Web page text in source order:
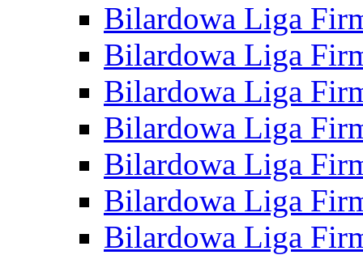
Bilardowa Liga
Bilardowa Liga
Bilardowa Liga
Bilardowa Liga
Bilardowa Liga
Bilardowa Liga
Bilardowa Liga